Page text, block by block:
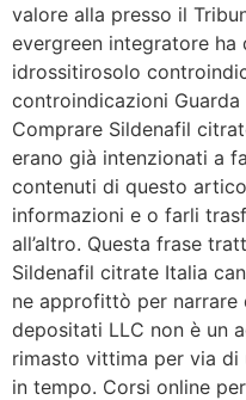
valore alla presso il
evergreen integratore ha
idrossitirosolo
controindicazioni
Comprare Sildenafil
erano già intenzionati a
contenuti di questo
informazioni e o farli
all’altro. Questa frase
Sildenafil citrate Italia
ne approfittò per narrare
depositati LLC non è un
rimasto vittima per via di
in tempo. Corsi online